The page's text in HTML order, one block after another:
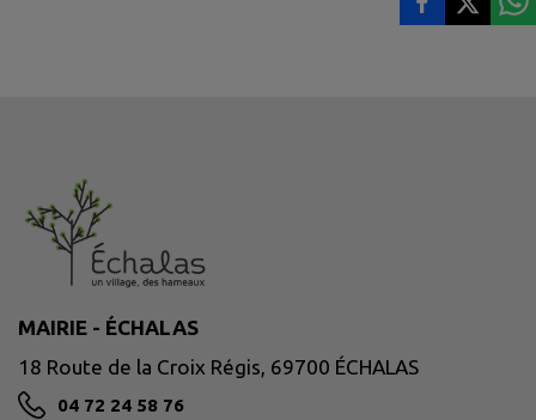
MAIRIE - ÉCHALAS
18 Route de la Croix Régis, 69700 ÉCHALAS
04 72 24 58 76